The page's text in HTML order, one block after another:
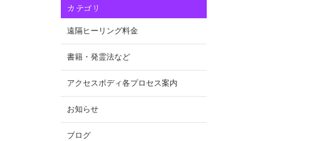
カテゴリ
遠隔ヒーリング料金
書籍・発霊法など
アクセスボディ各プロセス案内
お知らせ
ブログ